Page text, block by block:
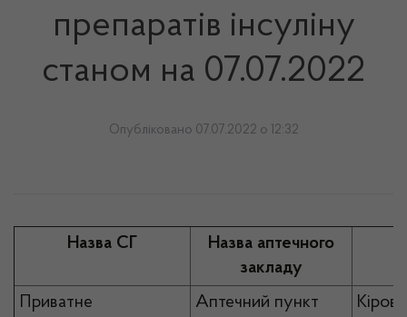
препаратів інсуліну
станом на 07.07.2022
Опубліковано 07.07.2022 о 12:32
Назва СГ
Назва аптечного
закладу
Приватне
Аптечний пункт